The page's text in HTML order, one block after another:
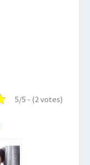
5/5 - (2 votes)